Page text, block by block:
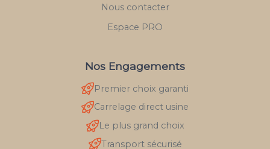
Nous contacter
Espace PRO
Nos Engagements
Premier choix garanti
Carrelage direct usine
Le plus grand choix
Transport sécurisé